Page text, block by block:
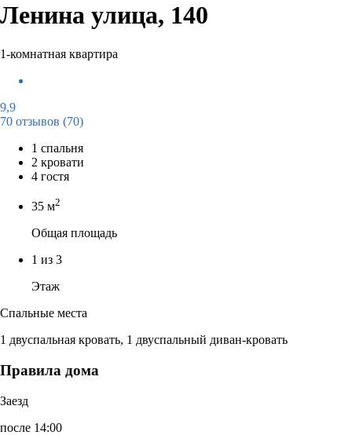
Ленина улица, 140
1-комнатная квартира
9,9
70 отзывов (70)
1 спальня
2 кровати
4 гостя
35 м2
Общая площадь
1 из 3
Этаж
Спальные места
1 двуспальная кровать, 1 двуспальный диван-кровать
Правила дома
Заезд
после 14:00